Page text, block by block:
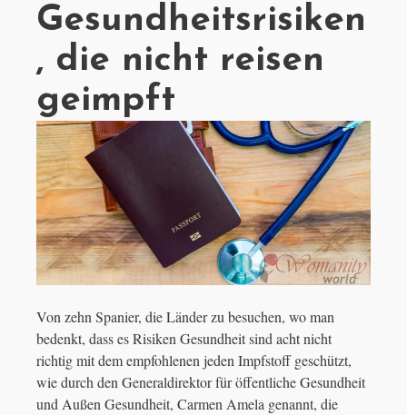
Gesundheitsrisiken
, die nicht reisen
geimpft
Von zehn Spanier, die Länder zu besuchen, wo man
bedenkt, dass es Risiken Gesundheit sind acht nicht
richtig mit dem empfohlenen jeden Impfstoff geschützt,
wie durch den Generaldirektor für öffentliche Gesundheit
und Außen Gesundheit, Carmen Amela genannt, die